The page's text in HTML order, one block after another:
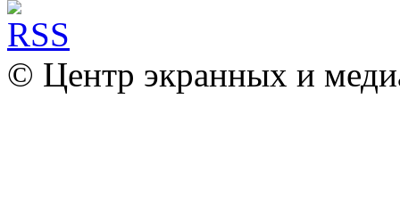
© Центр экранных и